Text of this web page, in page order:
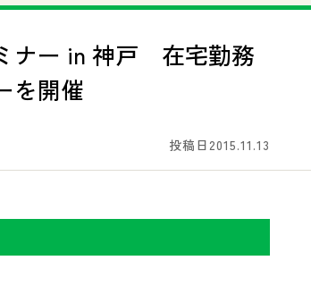
ナー in 神戸 在宅勤務
を開催
投稿日2015.11.13